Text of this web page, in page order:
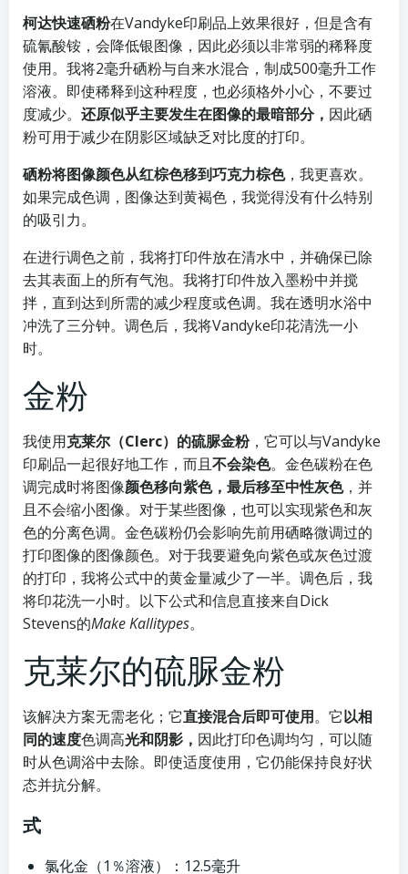
柯达快速硒粉在Vandyke印刷品上效果很好，但是含有
硫氰酸铵，会降低银图像，因此必须以非常弱的稀释度
使用。我将2毫升硒粉与自来水混合，制成500毫升工作
溶液。即使稀释到这种程度，也必须格外小心，不要过
度减少。 还原似乎主要发生在图像的最暗部分， 因此硒
粉可用于减少在阴影区域缺乏对比度的打印。
硒粉将图像颜色从红棕色移到巧克力棕色，我更喜欢。
如果完成色调，图像达到黄褐色，我觉得没有什么特别
的吸引力。
在进行调色之前，我将打印件放在清水中，并确保已除
去其表面上的所有气泡。我将打印件放入墨粉中并搅
拌，直到达到所需的减少程度或色调。我在透明水浴中
冲洗了三分钟。调色后，我将Vandyke印花清洗一小
时。
金粉
我使用克莱尔（Clerc）的硫脲金粉，它可以与Vandyke
印刷品一起很好地工作，而且不会染色。金色碳粉在色
调完成时将图像颜色移向紫色，最后移至中性灰色，并
且不会缩小图像。对于某些图像，也可以实现紫色和灰
色的分离色调。金色碳粉仍会影响先前用硒略微调过的
打印图像的图像颜色。对于我要避免向紫色或灰色过渡
的打印，我将公式中的黄金量减少了一半。调色后，我
将印花洗一小时。以下公式和信息直接来自Dick
Stevens的Make Kallitypes。
克莱尔的硫脲金粉
该解决方案无需老化；它直接混合后即可使用。它以相
同的速度色调高光和阴影， 因此打印色调均匀，可以随
时从色调浴中去除。即使适度使用，它仍能保持良好状
态并抗分解。
式
氯化金（1％溶液）：12.5毫升